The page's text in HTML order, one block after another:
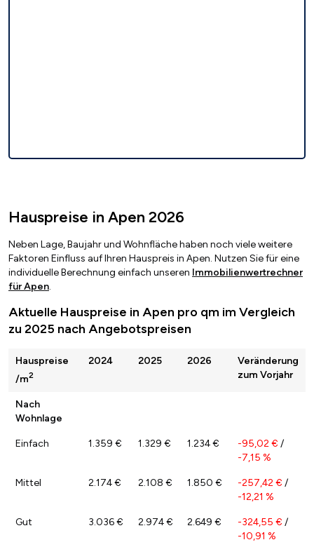
Hauspreise in Apen 2026
Neben Lage, Baujahr und Wohnfläche haben noch viele weitere
Faktoren Einfluss auf Ihren Hauspreis in Apen. Nutzen Sie für eine
individuelle Berechnung einfach unseren Immobilienwertrechner
für Apen.
Aktuelle Hauspreise in Apen pro qm im Vergleich
zu 2025 nach Angebotspreisen
Hauspreise
/m2
2024 2025 2026
Veränderung
zum Vorjahr
Nach
Wohnlage
Einfach 1.359 € 1.329 € 1.234 € -95,02 € /
-7,15 %
Mittel 2.174 € 2.108 € 1.850 € -257,42 € /
-12,21 %
Gut 3.036 € 2.974 € 2.649 € -324,55 € /
-10,91 %